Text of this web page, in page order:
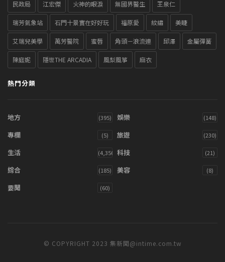
民政局 江宏傑 火神的眼淚 無國界醫生 王泉仁
瑞芳氣象站 石門十景實在好好玩 福原愛 紋繡 美睫
艾瑞兒美學 萬芳醫院 蜜唇 角頭－浪流連 邱澤 金屬彈簧
陳庭妮 隱世THE ARCADIA 風梨風箏 麻衣
熱門分類
地方 (395) 娛樂 (148)
專欄 (5) 旅遊 (230)
生活 (4,356) 科技 (21)
綜合 (185) 美容 (8)
要聞 (60)
© COPYRIGHT 2023 集新聞@intime.com.tw